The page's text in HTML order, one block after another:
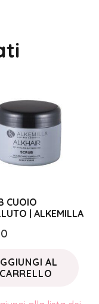
CUOIO
| ALKEMILLA
AL
CARRELLO